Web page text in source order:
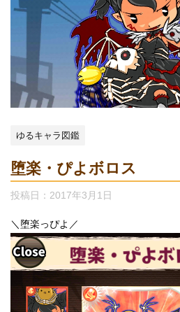
ゆるキャラ図鑑
堕楽・ぴよボロス
投稿日： 2017年3月1日
＼堕楽っぴよ／